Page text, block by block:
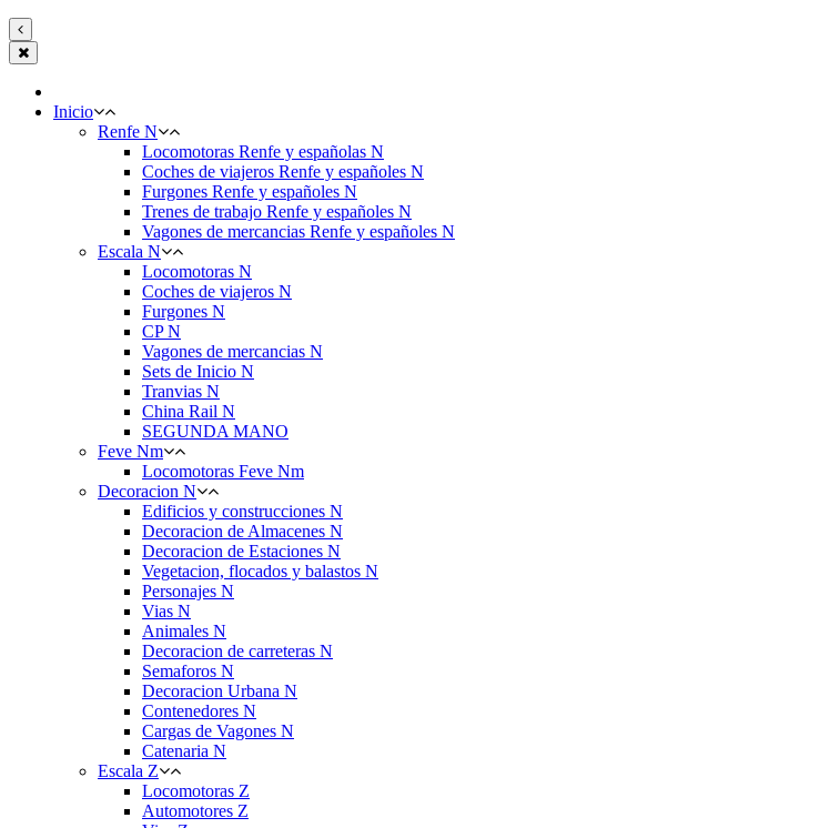
Inicio
Renfe N
Locomotoras Renfe y españolas N
Coches de viajeros Renfe y españoles N
Furgones Renfe y españoles N
Trenes de trabajo Renfe y españoles N
Vagones de mercancias Renfe y españoles N
Escala N
Locomotoras N
Coches de viajeros N
Furgones N
CP N
Vagones de mercancias N
Sets de Inicio N
Tranvias N
China Rail N
SEGUNDA MANO
Feve Nm
Locomotoras Feve Nm
Decoracion N
Edificios y construcciones N
Decoracion de Almacenes N
Decoracion de Estaciones N
Vegetacion, flocados y balastos N
Personajes N
Vias N
Animales N
Decoracion de carreteras N
Semaforos N
Decoracion Urbana N
Contenedores N
Cargas de Vagones N
Catenaria N
Escala Z
Locomotoras Z
Automotores Z